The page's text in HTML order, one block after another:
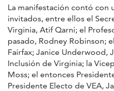
La manifestación contó con
invitados, entre ellos el
Virginia, Atif Qarni; el
pasado, Rodney Robinson;
Fairfax; Janice Underwood,
Inclusión de Virginia; la
Moss; el entonces
Presidente Electo de VEA,